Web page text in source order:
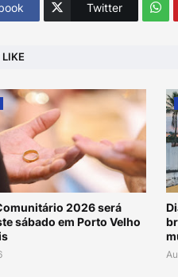
Twitter
2026 será
sábado em Porto Velho